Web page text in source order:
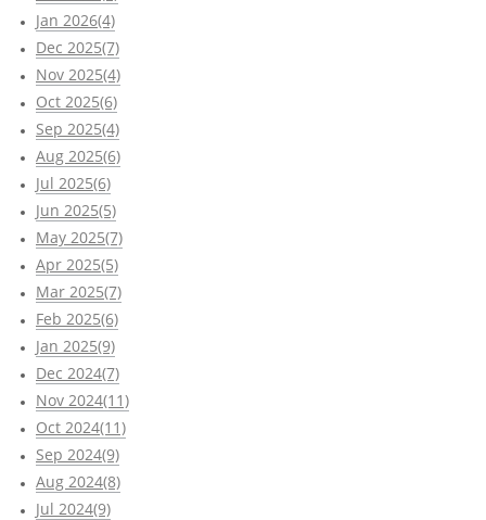
Jan 2026(4)
Dec 2025(7)
Nov 2025(4)
Oct 2025(6)
Sep 2025(4)
Aug 2025(6)
Jul 2025(6)
Jun 2025(5)
May 2025(7)
Apr 2025(5)
Mar 2025(7)
Feb 2025(6)
Jan 2025(9)
Dec 2024(7)
Nov 2024(11)
Oct 2024(11)
Sep 2024(9)
Aug 2024(8)
Jul 2024(9)